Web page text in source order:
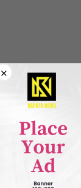
×
batu gepe dia